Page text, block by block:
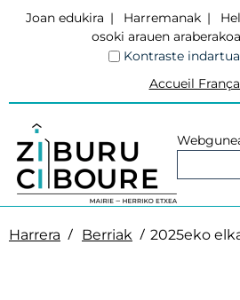
Joan edukira Harremanak
osoki arauen araberakoa
Kontraste indartua
Accueil
Harrera Berriak 2025eko